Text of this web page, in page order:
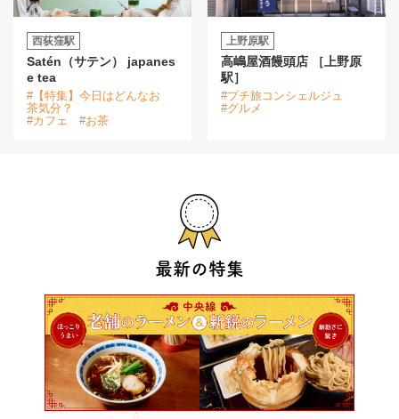
最新の特集
西荻窪駅
Satén（サテン） japanes
e tea
#【特集】今日はどんなお
茶気分？
#カフェ
#お茶
上野原駅
高嶋屋酒饅頭店 ［上野原
駅］
#プチ旅コンシェルジュ
#グルメ